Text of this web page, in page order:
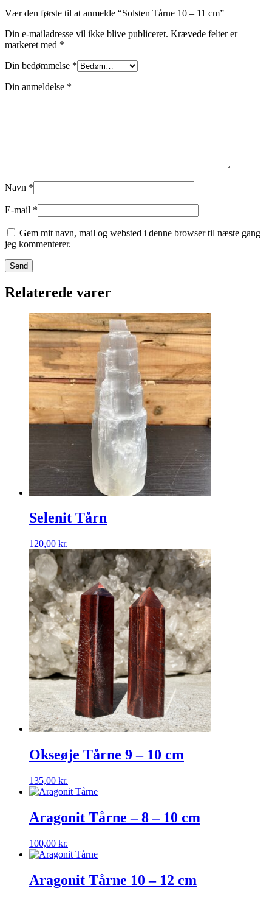
Vær den første til at anmelde “Solsten Tårne 10 – 11 cm”
Din e-mailadresse vil ikke blive publiceret. Krævede felter er
markeret med *
Din bedømmelse *
Din anmeldelse *
Navn *
E-mail *
Gem mit navn, mail og websted i denne browser til næste gang
jeg kommenterer.
Relaterede varer
Selenit Tårn
120,00 kr.
Okseøje Tårne 9 – 10 cm
135,00 kr.
Aragonit Tårne – 8 – 10 cm
100,00 kr.
Aragonit Tårne 10 – 12 cm